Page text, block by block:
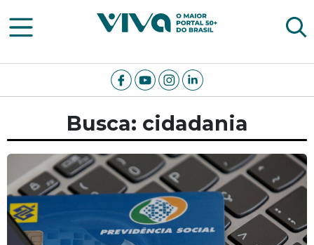
Viva Notícias
Busca: cidadania